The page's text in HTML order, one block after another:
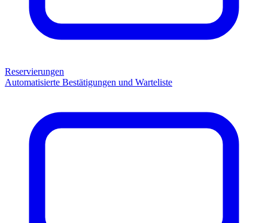
Reservierungen
Automatisierte Bestätigungen und Warteliste